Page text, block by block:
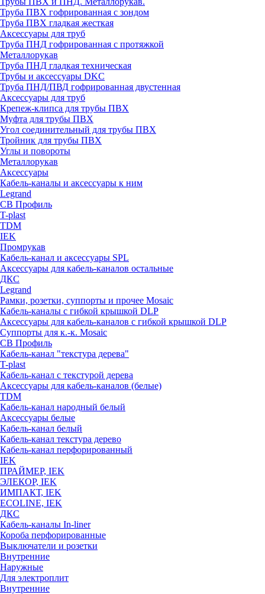
Труба ПВХ гофрированная с зондом
Труба ПВХ гладкая жесткая
Аксессуары для труб
Труба ПНД гофрированная с протяжкой
Металлорукав
Труба ПНД гладкая техническая
Трубы и аксессуары DKC
Труба ПНД/ПВД гофрированная двустенная
Аксессуары для труб
Крепеж-клипса для трубы ПВХ
Муфта для трубы ПВХ
Угол соединительный для трубы ПВХ
Тройник для трубы ПВХ
Углы и повороты
Металлорукав
Аксессуары
Кабель-каналы и аксессуары к ним
Legrand
СВ Профиль
T-plast
TDM
IEK
Промрукав
Кабель-канал и аксессуары SPL
Аксессуары для кабель-каналов остальные
ДКС
Legrand
Рамки, розетки, суппорты и прочее Mosaic
Кабель-каналы с гибкой крышкой DLP
Аксессуары для кабель-каналов с гибкой крышкой DLP
Суппорты для к.-к. Mosaic
СВ Профиль
Кабель-канал "текстура дерева"
T-plast
Кабель-канал с текстурой дерева
Аксессуары для кабель-каналов (белые)
TDM
Кабель-канал народный белый
Аксессуары белые
Кабель-канал белый
Кабель-канал текстура дерево
Кабель-канал перфорированный
IEK
ПРАЙМЕР, IEK
ЭЛЕКОР, IEK
ИМПАКТ, IEK
ECOLINE, IEK
ДКС
Кабель-каналы In-liner
Короба перфорированные
Выключатели и розетки
Внутренние
Наружные
Для электроплит
Внутренние